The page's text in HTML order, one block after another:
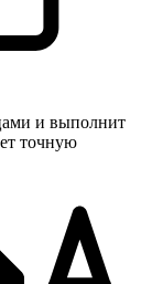
и выполнит
точную